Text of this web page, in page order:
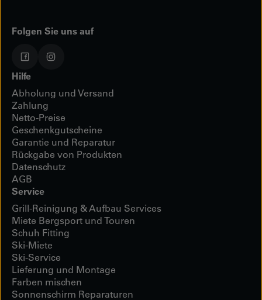
Folgen Sie uns auf
Hilfe
Abholung und Versand
Zahlung
Netto-Preise
Geschenkgutscheine
Garantie und Reparatur
Rückgabe von Produkten
Datenschutz
AGB
Service
Grill-Reinigung & Aufbau Services
Miete Bergsport und Touren
Schuh Fitting
Ski-Miete
Ski-Service
Lieferung und Montage
Farben mischen
Sonnenschirm Reparaturen